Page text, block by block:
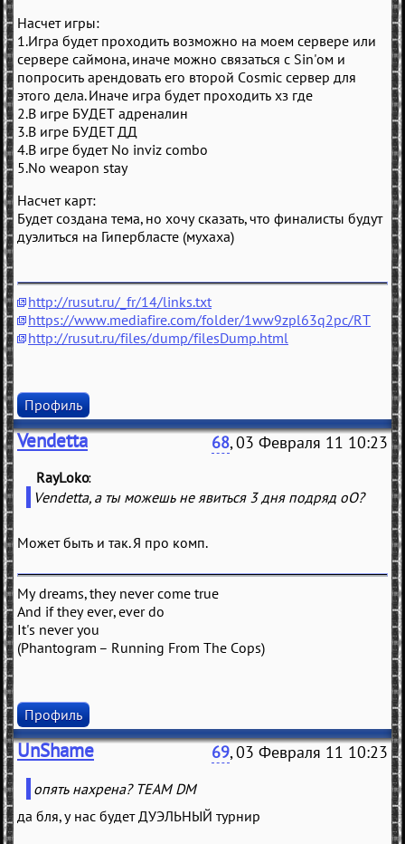
Насчет игры:
1.Игра будет проходить возможно на моем сервере или
сервере саймона, иначе можно связаться с Sin'ом и
попросить арендовать его второй Cosmic сервер для
этого дела. Иначе игра будет проходить хз где
2.В игре БУДЕТ адреналин
3.В игре БУДЕТ ДД
4.В игре будет No inviz combo
5.No weapon stay
Насчет карт:
Будет создана тема, но хочу сказать, что финалисты будут
дуэлиться на Гипербласте (мухаха)
http://rusut.ru/_fr/14/links.txt
https://www.mediafire.com/folder/1ww9zpl63q2pc/RT
http://rusut.ru/files/dump/filesDump.html
Профиль
Vendetta 68, 03 Февраля 11 10:23
RayLoko
Vendetta, а ты можешь не явиться 3 дня подряд оО?
Может быть и так. Я про комп.
My dreams, they never come true
And if they ever, ever do
It's never you
(Phantogram – Running From The Cops)
Профиль
UnShame 69, 03 Февраля 11 10:23
опять нахрена? ТEAM DM
да бля, у нас будет ДУЭЛЬНЫЙ турнир